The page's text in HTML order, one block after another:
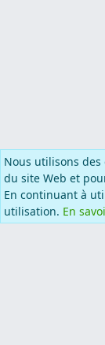
Informations
Nous utilisons
du site Web et
En continuant à
utilisation. En